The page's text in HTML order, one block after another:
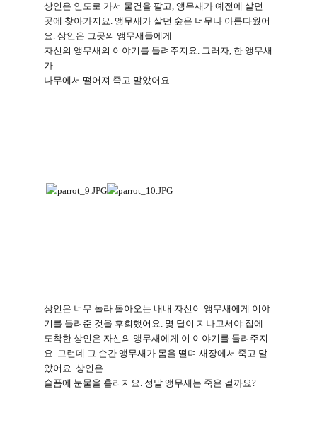
상인은 인도로 가서 물건을 팔고,앵무새가 예전에 살던
곳에 찾아가지요.앵무새가 살던 숲은 너무나 아름다웠어
요.상인은 그곳의 앵무새들에게
자신의 앵무새의 이야기를 들려주지요. 그러자, 한 앵무새
가
나무에서 떨어져 죽고 말았어요.
상인은 너무 놀라 돌아오는 내내 자신이 앵무새에게 이야
기를 들려준 것을 후회했어요. 몇 달이 지나고서야 집에
도착한 상인은 자신의 앵무새에게 이 이야기를 들려주지
요. 그런데 그 순간 앵무새가 몸을 떨며 새장에서 죽고 말
았어요.상인은
슬픔에 눈물을 흘리지요. 정말 앵무새는 죽은 걸까요?